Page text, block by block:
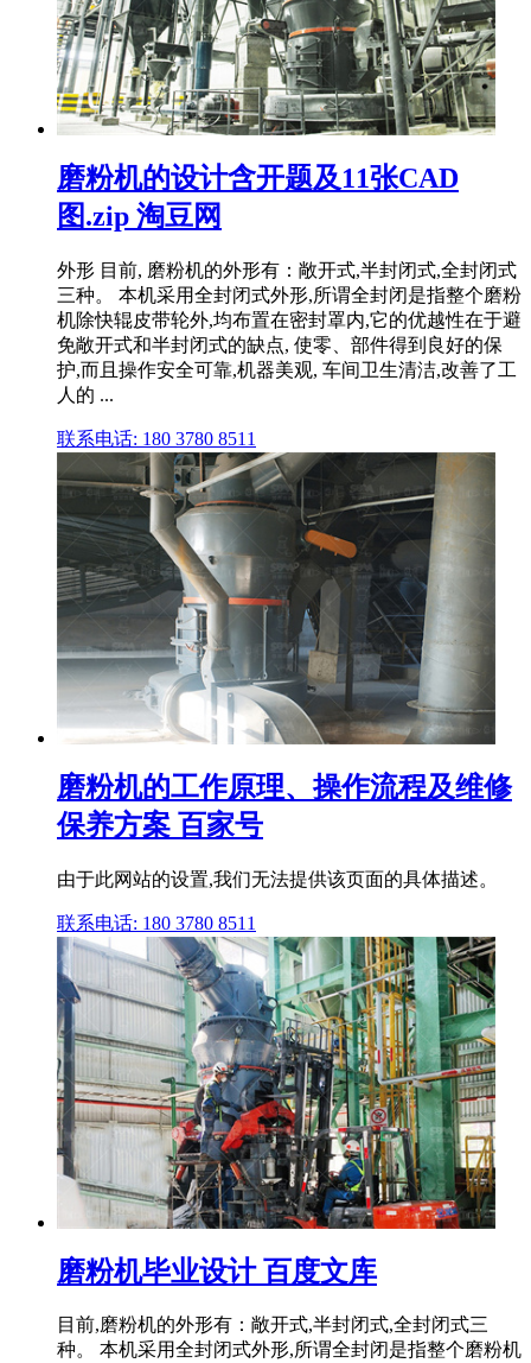
磨粉机的设计含开题及11张CAD
图.zip 淘豆网
外形 目前, 磨粉机的外形有：敞开式,半封闭式,全封闭式
三种。 本机采用全封闭式外形,所谓全封闭是指整个磨粉
机除快辊皮带轮外,均布置在密封罩内,它的优越性在于避
免敞开式和半封闭式的缺点, 使零、部件得到良好的保
护,而且操作安全可靠,机器美观, 车间卫生清洁,改善了工
人的 ...
联系电话: 180 3780 8511
磨粉机的工作原理、操作流程及维修
保养方案 百家号
由于此网站的设置,我们无法提供该页面的具体描述。
联系电话: 180 3780 8511
磨粉机毕业设计 百度文库
目前,磨粉机的外形有：敞开式,半封闭式,全封闭式三
种。 本机采用全封闭式外形,所谓全封闭是指整个磨粉机